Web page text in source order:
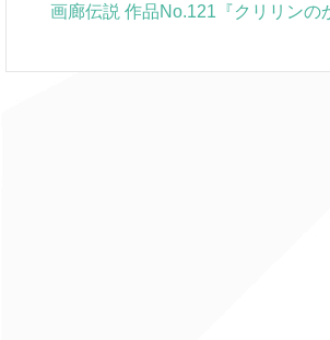
画廊伝説 作品No.121『クリリンの